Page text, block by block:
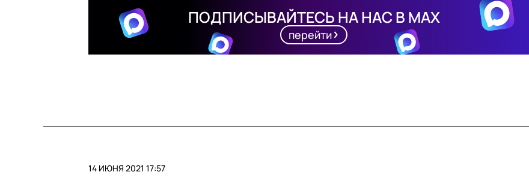
ПОДПИСЫВАЙТЕСЬ НА НАС В MAX
перейти
14 ИЮНЯ 2021 17:57